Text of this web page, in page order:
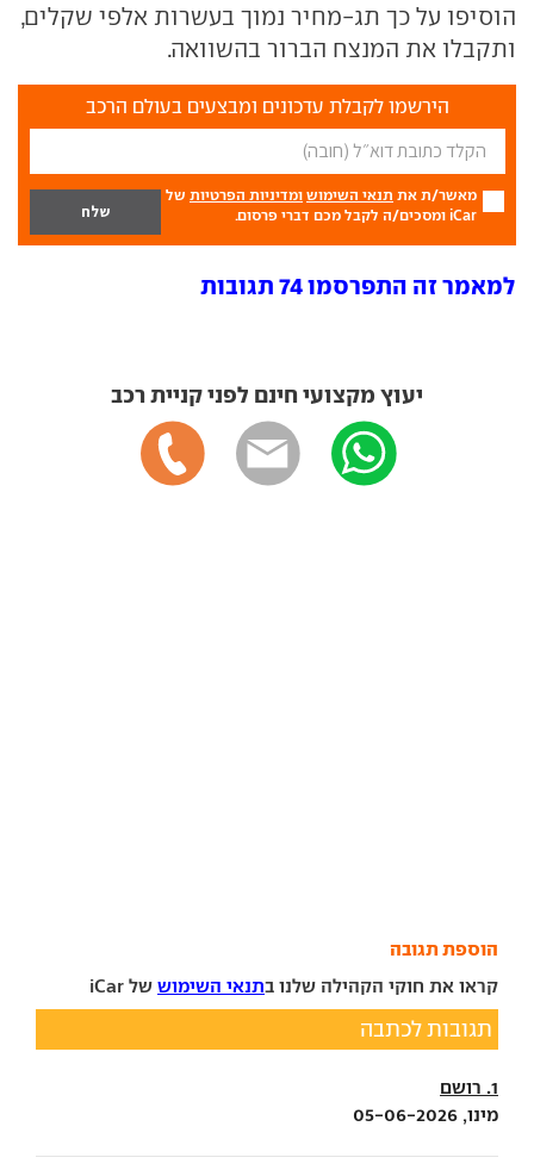
הוסיפו על כך תג-מחיר נמוך בעשרות אלפי שקלים,
ותקבלו את המנצח הברור בהשוואה.
הירשמו לקבלת עדכונים ומבצעים בעולם הרכב
מאשר/ת את תנאי השימוש ומדיניות הפרטיות של
iCar ומסכים/ה לקבל מכם דברי פרסום.
למאמר זה התפרסמו 74 תגובות
יעוץ מקצועי חינם לפני קניית רכב
הוספת תגובה
קראו את חוקי הקהילה שלנו בתנאי השימוש של iCar
תגובות לכתבה
1. רושם
מינו, 05-06-2026